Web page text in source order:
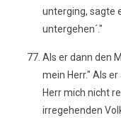
unterging, sagte
untergehen´."
Als er dann den
mein Herr." Als
Herr mich nicht
irregehenden